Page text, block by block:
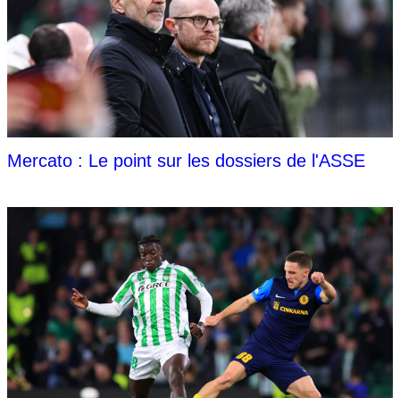
Mercato : Le point sur les dossiers de l'ASSE